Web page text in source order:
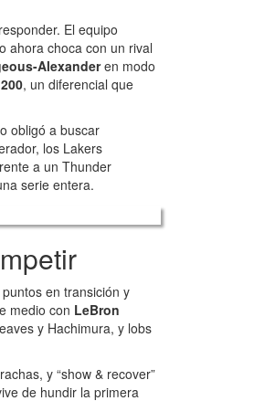
El equipo
ahora choca con un rival
Alexanderen modo
, un diferencial que
obligó a buscar
los Lakers
a un Thunder
serie entera.
en transición y
medio con LeBron
y Hachimura, y lobs
y “show & recover”
de hundir la primera